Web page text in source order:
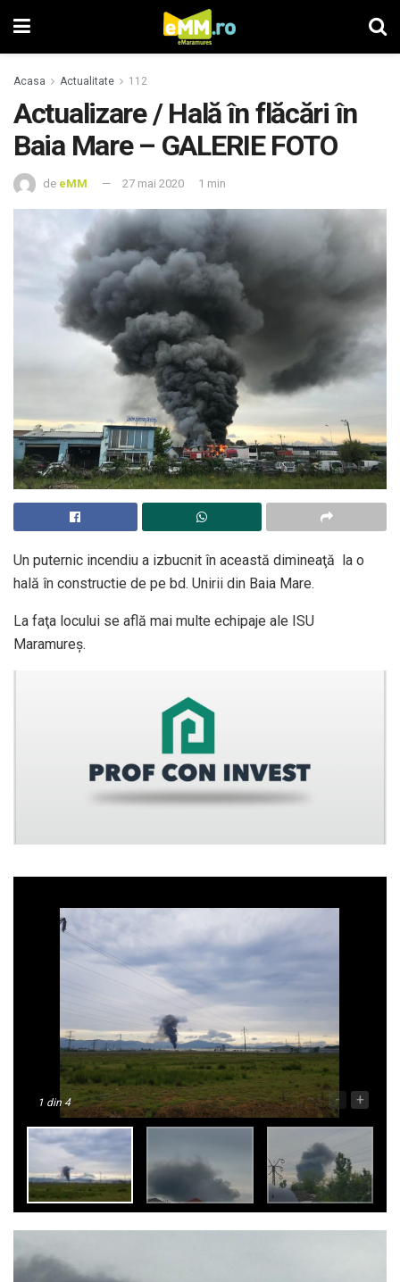
Acasa Actualitate 112
Actualizare / Hală în flăcări în
Baia Mare – GALERIE FOTO
de eMM 27 mai 2020 1 min
Un puternic incendiu a izbucnit în această dimineaţă la o
hală în constructie de pe bd. Unirii din Baia Mare.
La faţa locului se află mai multe echipaje ale ISU
Maramureş.
1 din 4 - +